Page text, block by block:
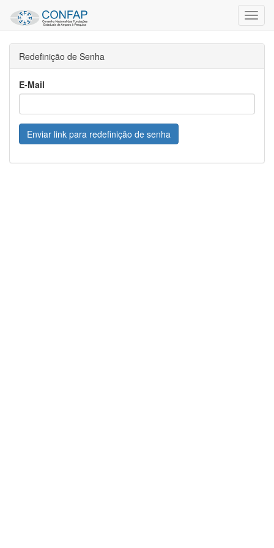
Redefinição de Senha
E-Mail
Enviar link para redefinição de senha